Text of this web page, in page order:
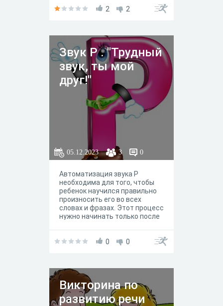
2 2
Звук Р . "Трудный
звук, ты мой
друг!"
05.12.2023 3 0
Автоматизация звука Р
необходима для того, чтобы
ребенок научился правильно
произносить его во всех
словах и фразах. Этот процесс
нужно начинать только после
изолированно. В результате
ребенок сможет правильно
говорить Р автоматически, в
любых его сочетаниях с
другими звуками. В процессе
выполнения упражнений
0 0
Викторина по
развитию речи